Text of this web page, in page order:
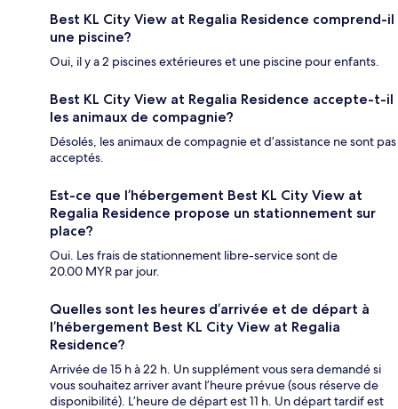
Best KL City View at Regalia Residence comprend-il
une piscine?
Oui, il y a 2 piscines extérieures et une piscine pour enfants.
Best KL City View at Regalia Residence accepte-t-il
les animaux de compagnie?
Désolés, les animaux de compagnie et d’assistance ne sont pas
acceptés.
Est-ce que l’hébergement Best KL City View at
Regalia Residence propose un stationnement sur
place?
Oui. Les frais de stationnement libre-service sont de
20.00 MYR par jour.
Quelles sont les heures d’arrivée et de départ à
l’hébergement Best KL City View at Regalia
Residence?
Arrivée de 15 h à 22 h. Un supplément vous sera demandé si
vous souhaitez arriver avant l’heure prévue (sous réserve de
disponibilité). L’heure de départ est 11 h. Un départ tardif est